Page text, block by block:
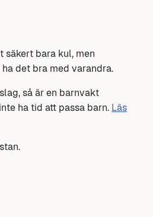
säkert bara kul, men
det bra med varandra.
så är en barnvakt
ha tid att passa barn. Läs